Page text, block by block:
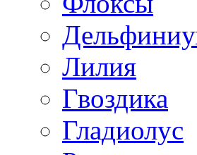
Лилия
Гвоздика
Гладиолус